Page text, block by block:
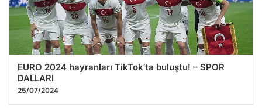
EURO 2024 hayranları TikTok’ta buluştu! – SPOR
DALLARI
25/07/2024